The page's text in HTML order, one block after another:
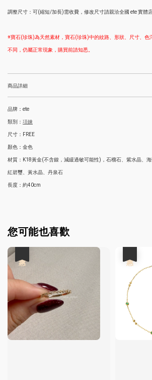
調整尺寸：可(縮短/加長)需收費，修改尺寸請親洽全國 ete 實體店
※寶石(珍珠)為天然素材，寶石(珍珠)中的紋路、形狀、尺寸、色
不同，仍屬正常現象，購買前請知悉。
商品詳細
品牌：ete
類別： 項鍊
尺寸：FREE
顏色：金色
材質：K18黃金(不含鎳，減緩過敏可能性)，石榴石、紫水晶、
紅碧璽、黃水晶、丹泉石
長度：約40cm
您可能也喜歡